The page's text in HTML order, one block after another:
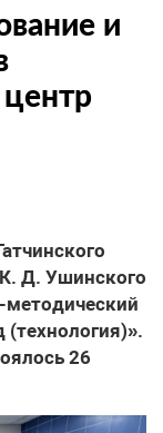
и
Д. Ушинского
методический
(технология)».
26